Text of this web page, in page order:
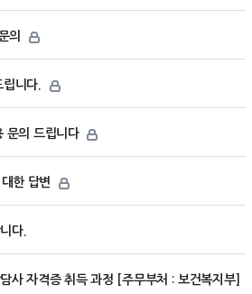
의
니다.
문의 드립니다
한 답변
다.
사 자격증 취득 과정 [주무부처 : 보건복지부]